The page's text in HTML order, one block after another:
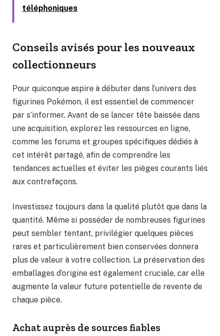
téléphoniques
Conseils avisés pour les nouveaux
collectionneurs
Pour quiconque aspire à débuter dans l’univers des
figurines Pokémon, il est essentiel de commencer
par s’informer. Avant de se lancer tête baissée dans
une acquisition, explorez les ressources en ligne,
comme les forums et groupes spécifiques dédiés à
cet intérêt partagé, afin de comprendre les
tendances actuelles et éviter les pièges courants liés
aux contrefaçons.
Investissez toujours dans la qualité plutôt que dans la
quantité. Même si posséder de nombreuses figurines
peut sembler tentant, privilégier quelques pièces
rares et particulièrement bien conservées donnera
plus de valeur à votre collection. La préservation des
emballages d’origine est également cruciale, car elle
augmente la valeur future potentielle de revente de
chaque pièce.
Achat auprès de sources fiables